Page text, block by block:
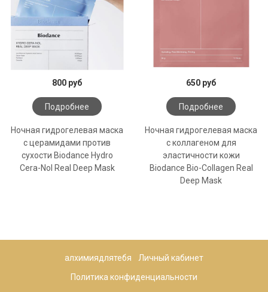
800 руб
Подробнее
Ночная гидрогелевая маска
с церамидами против
сухости Biodance Hydro
Cera-Nol Real Deep Mask
650 руб
Подробнее
Ночная гидрогелевая маска
с коллагеном для
эластичности кожи
Biodance Bio-Collagen Real
Deep Mask
алхимиядлятебя Личный кабинет
Политика конфиденциальности